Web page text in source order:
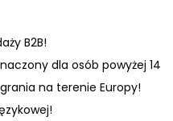
B2B!
dla osób powyżej 14
na terenie Europy!